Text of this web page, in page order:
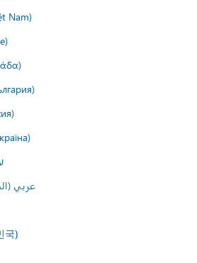
Nam)
عربي
국)